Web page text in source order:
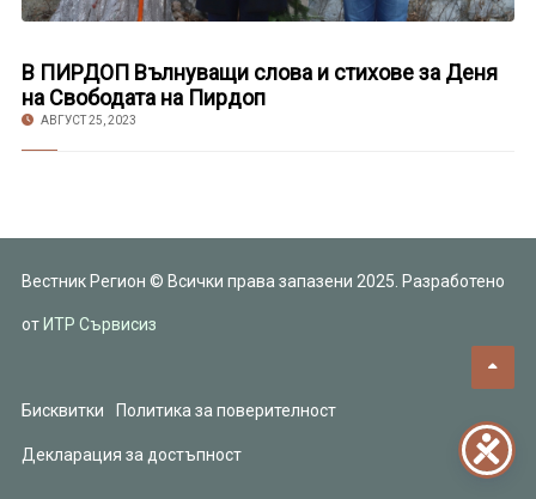
В ПИРДОП Вълнуващи слова и стихове за Деня
на Свободата на Пирдоп
АВГУСТ 25, 2023
Вестник Регион © Всички права запазени 2025. Разработено
от ИТР Сървисиз
Бисквитки Политика за поверителност
Декларация за достъпност